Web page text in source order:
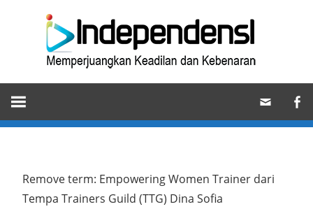
Memperjuangkan
Keadilan
dan
Remove term: Empowering Women Trainer dari
Tempa Trainers Guild (TTG) Dina Sofia